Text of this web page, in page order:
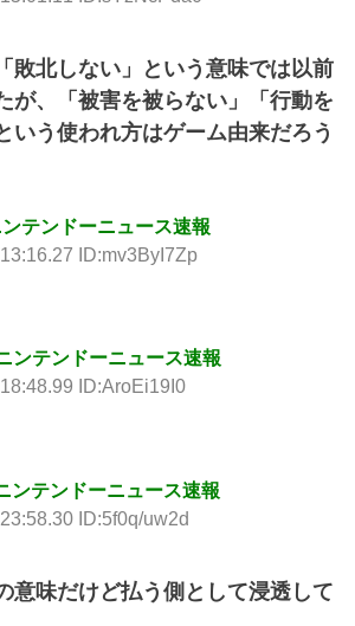
敗北しない」という意味では以前
が、「被害を被らない」「行動を
いう使われ方はゲーム由来だろう
テンドーニュース速報
ID:mv3ByI7Zp
ンテンドーニュース速報
ID:AroEi19I0
ンテンドーニュース速報
ID:5f0q/uw2d
意味だけど払う側として浸透して